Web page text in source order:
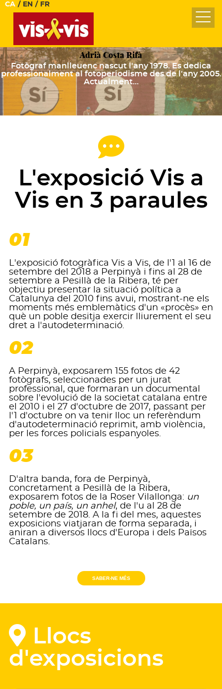
Vés
contingut
CA EN FR
Adrià Costa Rifà
Fotògraf manlleuenc nascut l'any 1978. Es dedica
professionalment al fotoperiodisme des de l'any 2005.
Actualment…
L'exposició Vis a
Vis en 3 paraules
01
L'exposició fotogràfica Vis a Vis, de l'1 al 16 de
setembre del 2018 a Perpinyà i fins al 28 de
setembre a Pesillà de la Ribera, té per
objectiu presentar la situació política a
Catalunya del 2010 fins avui, mostrant-ne els
moments més emblemàtics d'un «procès» en
què un poble desitja exercir lliurement el seu
dret a l'autodeterminació.
02
A Perpinyà, exposarem 155 fotos de 42
fotògrafs, seleccionades per un jurat
professional, que formaran un documental
sobre l'evolució de la societat catalana entre
el 2010 i el 27 d'octubre de 2017, passant per
l'1 d'octubre on va tenir lloc un referèndum
d'autodeterminació reprimit, amb violència,
per les forces policials espanyoles.
03
D'altra banda, fora de Perpinyà,
concretament a Pesillà de la Ribera,
exposarem fotos de la Roser Vilallonga: un
poble, un país, un anhel, de l'u al 28 de
setembre de 2018. A la fi del mes, aquestes
exposicions viatjaran de forma separada, i
aniran a diversos llocs d'Europa i dels Països
Catalans.
SABER-NE MÉS
Llocs
d'exposicions